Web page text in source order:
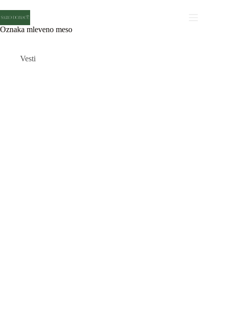
to
content
Oznaka mleveno meso
Vesti